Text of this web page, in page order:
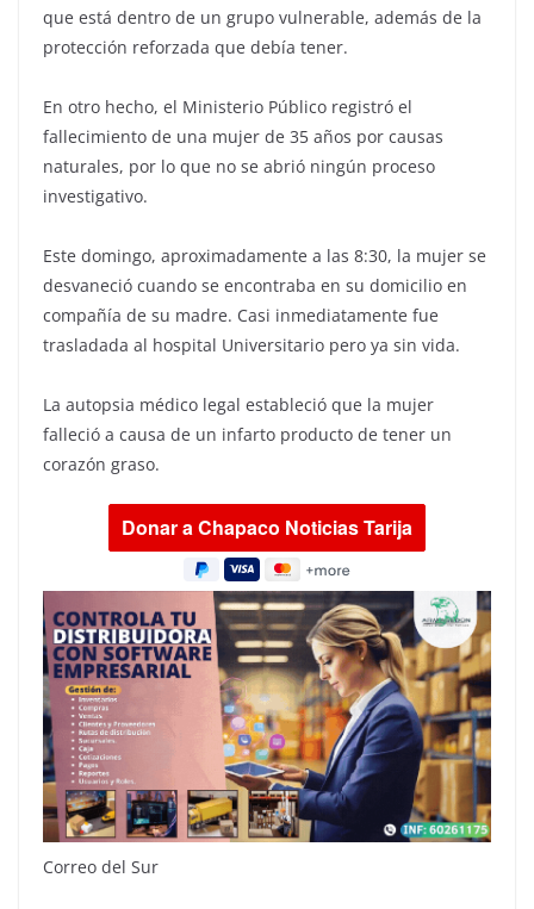
que está dentro de un grupo vulnerable, además de la
protección reforzada que debía tener.
En otro hecho, el Ministerio Público registró el
fallecimiento de una mujer de 35 años por causas
naturales, por lo que no se abrió ningún proceso
investigativo.
Este domingo, aproximadamente a las 8:30, la mujer se
desvaneció cuando se encontraba en su domicilio en
compañía de su madre. Casi inmediatamente fue
trasladada al hospital Universitario pero ya sin vida.
La autopsia médico legal estableció que la mujer
falleció a causa de un infarto producto de tener un
corazón graso.
Correo del Sur